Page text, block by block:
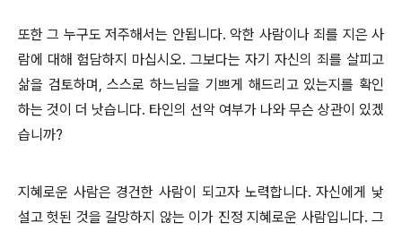
또한 그 누구도 저주해서는 안됩니다. 악한 사람이나 죄를 지은 사
람에 대해 험담하지 마십시오. 그보다는 자기 자신의 죄를 살피고
삶을 검토하며, 스스로 하느님을 기쁘게 해드리고 있는지를 확인
하는 것이 더 낫습니다. 타인의 선악 여부가 나와 무슨 상관이 있겠
습니까?
지혜로운 사람은 경건한 사람이 되고자 노력합니다. 자신에게 낯
설고 헛된 것을 갈망하지 않는 이가 진정 지혜로운 사람입니다. 그